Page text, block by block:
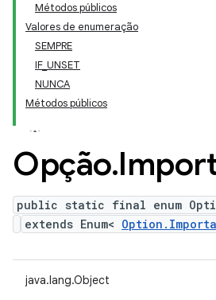
Métodos públicos
Valores de enumeração
SEMPRE
IF_ UNSET
NUNCA
Métodos públicos
Opção.
public static final enum
extends Enum<
java.lang.Object